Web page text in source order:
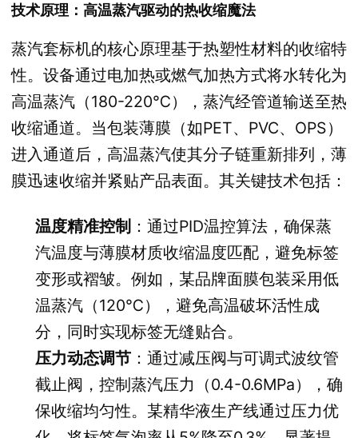
技术原理：高温蒸汽驱动的热收缩魔法
蒸汽套标机的核心原理基于热塑性材料的收缩特
性。设备通过电加热或燃气加热方式将水转化为
高温蒸汽（180-220℃），蒸汽经管道输送至热
收缩通道。当包装薄膜（如PET、PVC、OPS）
进入通道后，高温蒸汽使其分子链重新排列，薄
膜迅速收缩并紧贴产品表面。其关键技术包括：
温度精准控制 ：通过PID温控算法，确保蒸
汽温度与薄膜材质收缩温度匹配，避免标签
变形或褶皱。例如，某品牌面膜包装采用低
温蒸汽（120℃），避免高温破坏活性成
分，同时实现标签无缝贴合。
压力动态调节 ：通过减压阀与可调式波纹管
截止阀，控制蒸汽压力（0.4-0.6MPa），确
保收缩均匀性。某精华液生产线通过压力优